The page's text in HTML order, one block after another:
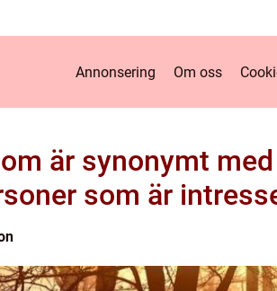
Annonsering Om oss
är synonymt
som är